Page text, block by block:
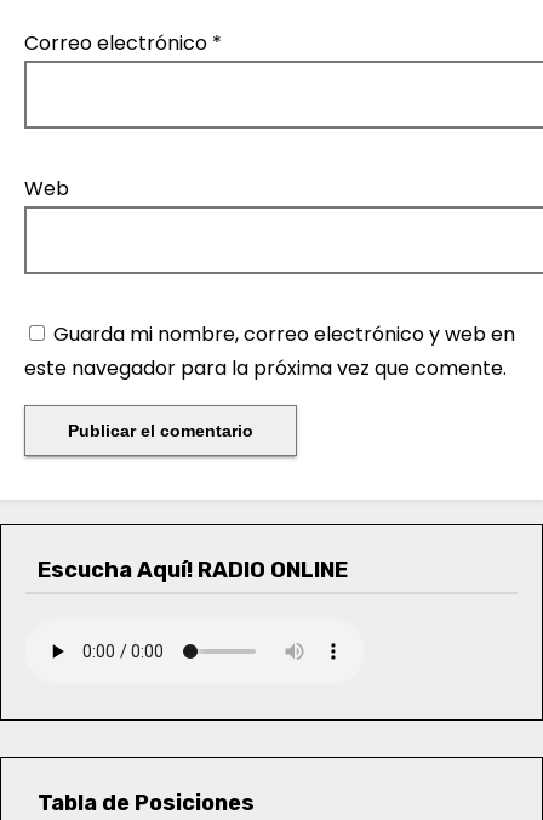
Correo electrónico *
Web
Guarda mi nombre, correo electrónico y web en
este navegador para la próxima vez que comente.
Escucha Aquí! RADIO ONLINE
Tabla de Posiciones